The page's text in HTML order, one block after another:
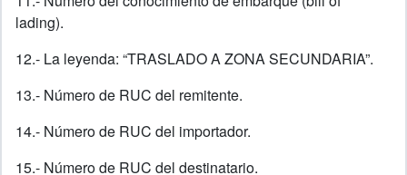
lading).
12.- La leyenda: “TRASLADO A ZONA SECUNDARIA”.
13.- Número de RUC del remitente.
14.- Número de RUC del importador.
15.- Número de RUC del destinatario.